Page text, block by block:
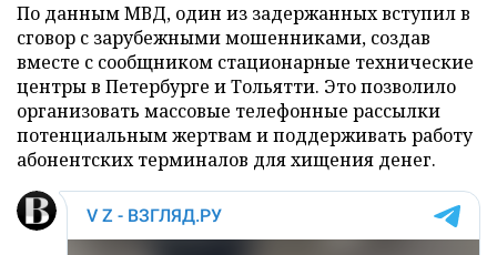
По данным МВД, один из задержанных вступил в
сговор с зарубежными мошенниками, создав
вместе с сообщником стационарные технические
центры в Петербурге и Тольятти. Это позволило
организовать массовые телефонные рассылки
потенциальным жертвам и поддерживать работу
абонентских терминалов для хищения денег.